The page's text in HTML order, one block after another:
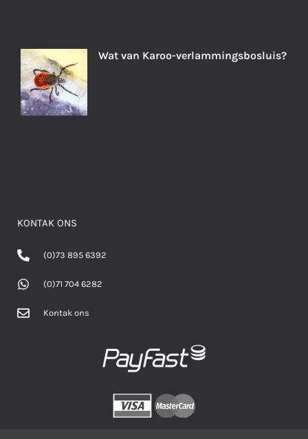
Wat van Karoo-verlammingsbosluis?
KONTAK ONS
(0)73 895 6392
(0)71 704 6282
Kontak ons